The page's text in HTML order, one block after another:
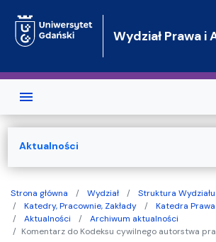
Wydział Prawa i
Strona główna Wydział
Struktura Wydziału
Katedry, Pracownie, Zakłady
Katedra
Aktualności
Archiwum aktualności
Komentarz do Kodeksu cywilnego autorstwa
Aktualności